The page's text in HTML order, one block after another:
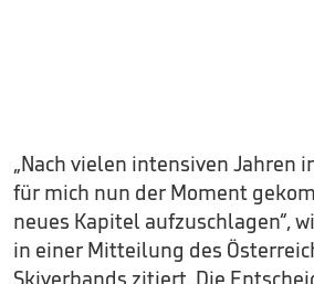
„Nach vielen intensiven Jahren
für mich nun der Moment
neues Kapitel aufzuschlagen“,
in einer Mitteilung des
Skiverbands zitiert. Die